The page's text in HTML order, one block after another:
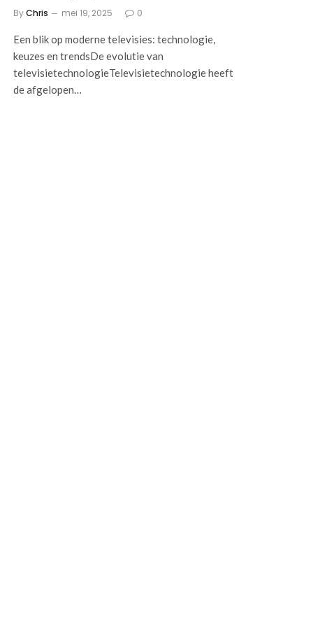
ByChris mei 19, 2025 0
Een blik op moderne televisies: technologie,
keuzes en trendsDe evolutie van
televisietechnologieTelevisietechnologie heeft
de afgelopen…